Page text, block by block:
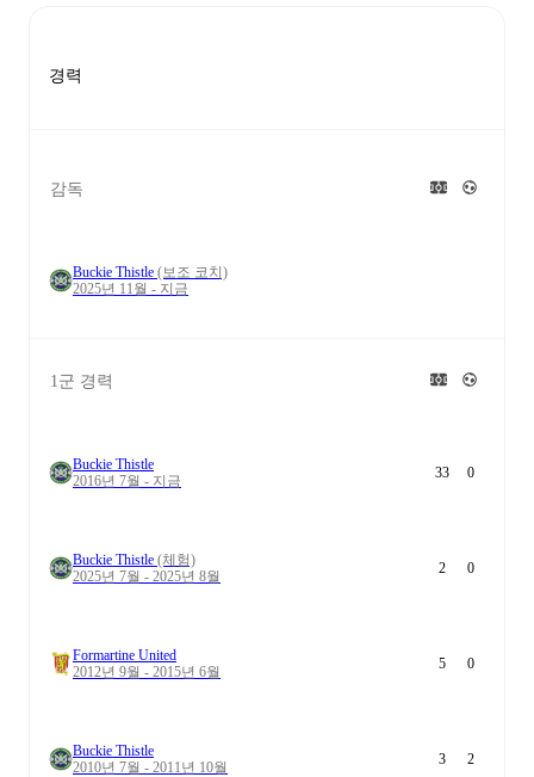
경력
감독
Buckie Thistle (보조 코치)
2025년 11월 - 지금
1군 경력
Buckie Thistle
2016년 7월 - 지금
33 0
Buckie Thistle (체험)
2025년 7월 - 2025년 8월
2 0
Formartine United
2012년 9월 - 2015년 6월
5 0
Buckie Thistle
2010년 7월 - 2011년 10월
3 2